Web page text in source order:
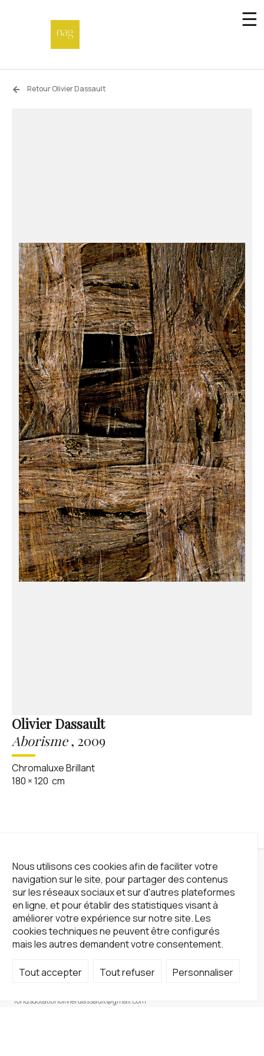
Nous utilisons ces cookies afin de faciliter votre
navigation sur le site, pour partager des contenus
sur les réseaux sociaux et sur d'autres plateformes
en ligne, et pour établir des statistiques visant à
améliorer votre expérience sur notre site. Les
cookies techniques ne peuvent être configurés
mais les autres demandent votre consentement.
Tout accepter Tout refuser Personnaliser
☰
Accueil
Artistes
Retour Olivier Dassault
Olivier Dassault
Aborisme, 2009
Chromaluxe Brillant
180 ×120 cm
Not a Gallery
fondsdotationolivierdassault@gmail.com